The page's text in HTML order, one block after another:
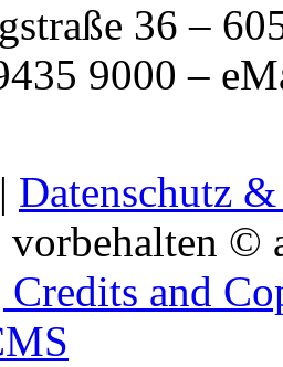
36 –
9000 –
| Datenschutz
vorbehalten ©
and